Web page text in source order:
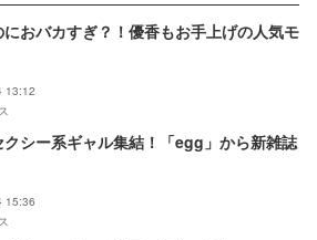
おバカすぎ？！優香もお手上げの人気モ
13:12
クシー系ギャル集結！「egg」から新雑誌
15:36